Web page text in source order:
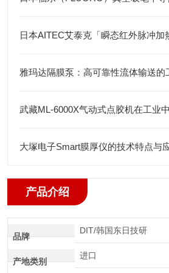
日本AITEC艾泰克「瞬态红外脉冲加
雅玛达隔膜泵：高可靠性流体输送的
武藏ML-6000X气动式点胶机在工业
大塚电子Smart膜厚仪的技术特点与
产品介绍
品牌
DIT/韩国东日技研
产地类别
进口